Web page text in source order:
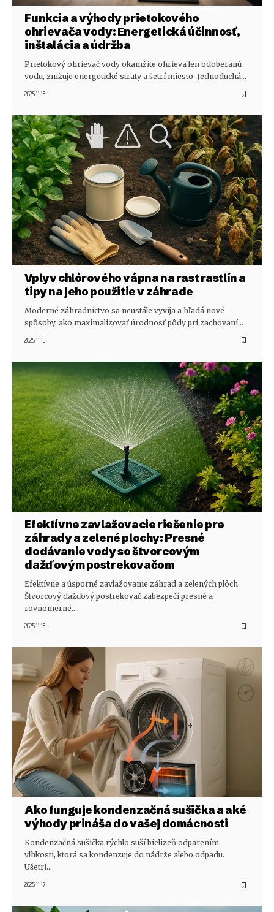
Funkcia a výhody prietokového
ohrievača vody: Energetická účinnosť,
inštalácia a údržba
Prietokový ohrievač vody okamžite ohrieva len odoberanú
vodu, znižuje energetické straty a šetrí miesto. Jednoduchá…
2025.11.18.
Vplyv chlórového vápna na rast rastlín a
tipy na jeho použitie v záhrade
Moderné záhradníctvo sa neustále vyvíja a hľadá nové
spôsoby, ako maximalizovať úrodnosť pôdy pri zachovaní…
2025.11.18.
Efektívne zavlažovacie riešenie pre
záhrady a zelené plochy: Presné
dodávanie vody so štvorcovým
dažďovým postrekovačom
Efektívne a úsporné zavlažovanie záhrad a zelených plôch.
Štvorcový dažďový postrekovač zabezpečí presné a
rovnomerné…
2025.11.18.
Ako funguje kondenzačná sušička a aké
výhody prináša do vašej domácnosti
Kondenzačná sušička rýchlo suší bielizeň odparením
vlhkosti, ktorá sa kondenzuje do nádrže alebo odpadu.
Ušetrí…
2025.11.17.